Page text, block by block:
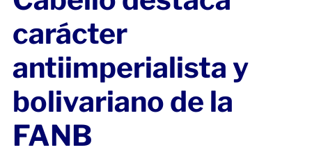
carácter
antiimperialista y
bolivariano de la
FANB